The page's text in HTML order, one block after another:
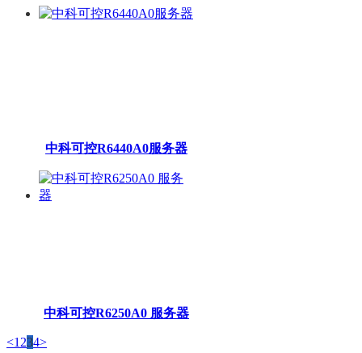
中科可控R6440A0服务器
中科可控R6250A0 服务器
<1 234>